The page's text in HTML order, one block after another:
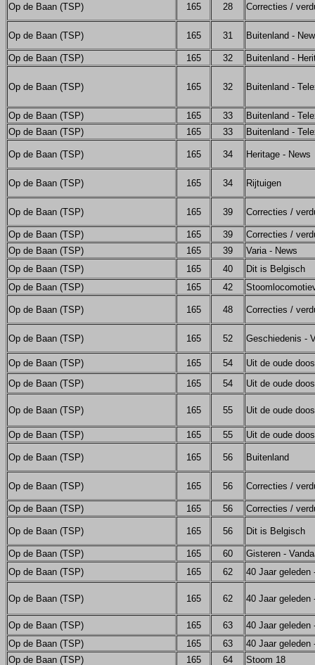
Op de Baan (TSP) 165 28 Correcties /
Op de Baan (TSP) 165 31 Buitenland -
Op de Baan (TSP) 165 32 Buitenland -
Op de Baan (TSP) 165 32 Buitenland -
Op de Baan (TSP) 165 33
Buitenland -
Op de Baan (TSP)
165 33 Buitenland -
Op de Baan (TSP) 165 34 Heritage - News
Op de Baan (TSP) 165 34 Rijtuigen
Op de Baan (TSP) 165 39 Correcties /
Op de Baan (TSP) 165 39
Correcties /
Op de Baan (TSP)
165 39
Varia - News
Op de Baan (TSP)
165 40
Dit is Belgisch
Op de Baan (TSP)
165 42
Op de Baan (TSP) 165 48 Correcties /
Op de Baan (TSP) 165 52 Geschiedenis -
Op de Baan (TSP) 165 54
Uit de oude doos
Op de Baan (TSP)
165 54 Uit de oude doos
Op de Baan (TSP) 165 55 Uit de oude doos
Op de Baan (TSP) 165 55 Uit de oude doos
Op de Baan (TSP) 165 56 Buitenland
Op de Baan (TSP) 165 56 Correcties /
Op de Baan (TSP) 165 56 Correcties /
Op de Baan (TSP) 165 56 Dit is Belgisch
Op de Baan (TSP) 165 60
Gisteren -
Op de Baan (TSP)
165 62 40 Jaar geleden
Op de Baan (TSP) 165 62 40 Jaar geleden
Op de Baan (TSP) 165 63
40 Jaar geleden
Op de Baan (TSP)
165 63
40 Jaar geleden
Op de Baan (TSP)
165 64 Stoom 18